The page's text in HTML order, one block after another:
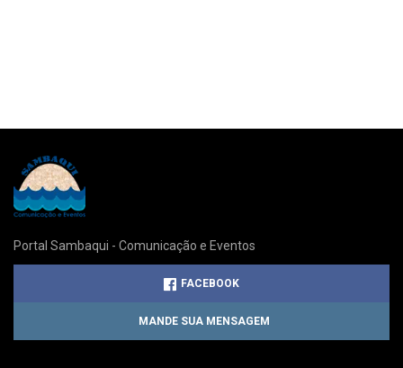
Portal Sambaqui - Comunicação e Eventos
FACEBOOK
MANDE SUA MENSAGEM